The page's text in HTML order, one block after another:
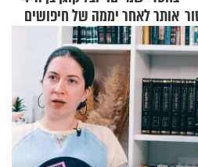
אותר לאחר יממה של חיפושים